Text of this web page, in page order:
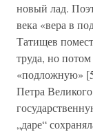
новый лад.
века «вера в
Татищев
труда, но
«подложную»
Петра
„даре“